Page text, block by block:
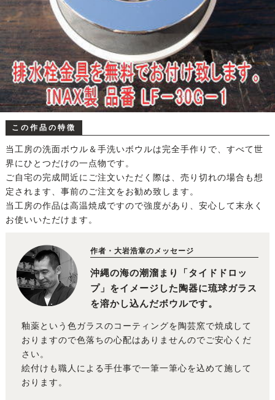
この作品の特徴
当工房の洗面ボウル＆手洗いボウルは完全手作りで、すべて世
界にひとつだけの一点物です。
ご自宅の完成間近にご注文いただく際は、売り切れの場合も想
定されます、事前のご注文をお勧め致します。
当工房の作品は高温焼成ですので強度があり、安心して末永く
お使いいただけます。
作者・大岩浩章のメッセージ
沖縄の海の潮溜まり「タイドドロッ
プ」をイメージした陶器に琉球ガラス
を溶かし込んだボウルです。
釉薬という色ガラスのコーティングを陶芸窯で焼成して
おりますので色落ちの心配はありませんのでご安心くだ
さい。
絵付けも職人による手仕事で一筆一筆心を込めて施して
おります。